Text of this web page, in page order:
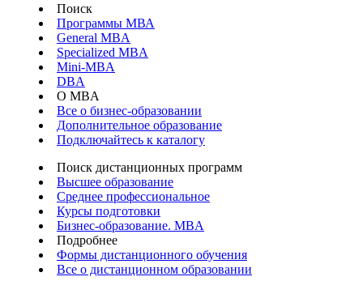
Поиск
Программы МВА
General MBA
Specialized MBA
Mini-MBA
DBA
О MBA
Все о бизнес-образовании
Дополнительное образование
Подключайтесь к каталогу
Поиск дистанционных программ
Высшее образование
Среднее профессиональное
Курсы подготовки
Бизнес-образование. MBA
Подробнее
Формы дистанционного обучения
Все о дистанционном образовании